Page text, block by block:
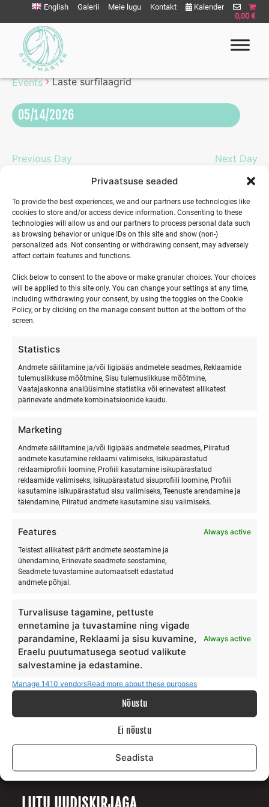
Privaatsuse seaded
To provide the best experiences, we and our partners use technologies like
cookies to store and/or access device information. Consenting to these
technologies will allow us and our partners to process personal data such
as browsing behavior or unique IDs on this site and show (non-)
personalized ads. Not consenting or withdrawing consent, may adversely
affect certain features and functions.
Click below to consent to the above or make granular choices. Your choices
will be applied to this site only. You can change your settings at any time,
including withdrawing your consent, by using the toggles on the Cookie
Policy, or by clicking on the manage consent button at the bottom of the
screen.
Statistics
Andmete säilitamine ja/või ligipääs andmetele seadmes, Reklaamide
tulemuslikkuse mõõtmine, Sisu tulemuslikkuse mõõtmine,
Vaatajaskonna analüüsimine statistika või erinevatest allikatest
pärinevate andmete kombinatsioonide kaudu.
Marketing
Andmete säilitamine ja/või ligipääs andmetele seadmes, Piiratud
andmete kasutamine reklaami valimiseks, Isikupärastatud
reklaamiprofiili loomine, Profiili kasutamine isikupärastatud
reklaamide valimiseks, Isikupärastatud sisuprofiili loomine, Profiili
kasutamine isikupärastatud sisu valimiseks, Teenuste arendamine ja
täiendamine, Piiratud andmete kasutamine sisu valimiseks.
Features Always active
Teistest allikatest pärit andmete seostamine ja
ühendamine, Erinevate seadmete seostamine,
Seadmete tuvastamine automaatselt edastatud
andmete põhjal.
Turvalisuse tagamine, pettuste
ennetamine ja tuvastamine ning vigade
parandamine, Reklaami ja sisu kuvamine,
Eraelu puutumatusega seotud valikute
salvestamine ja edastamine.
Always active
Manage 1410 vendorsRead more about these purposes
Nõustu
Ei nõustu
Seadista
sisu
juurde
English Galerii Meie lugu Kontakt
Kalender
0,00 €
Laste surfilaagrid
Events Laste surfilaagrid
05/14/2026
Previous Day
Next Day
SURFMASTER
Ranna Surfiküla
+372 566 86 766
info@surfmaster.ee
MEIST
Meie lugu
Teenus
Galerii
Surfiblogi
Toetajad
Kontakt
TINGIMUSED
Andmekaitse tingimused
Teenuste ja ostu tingimused